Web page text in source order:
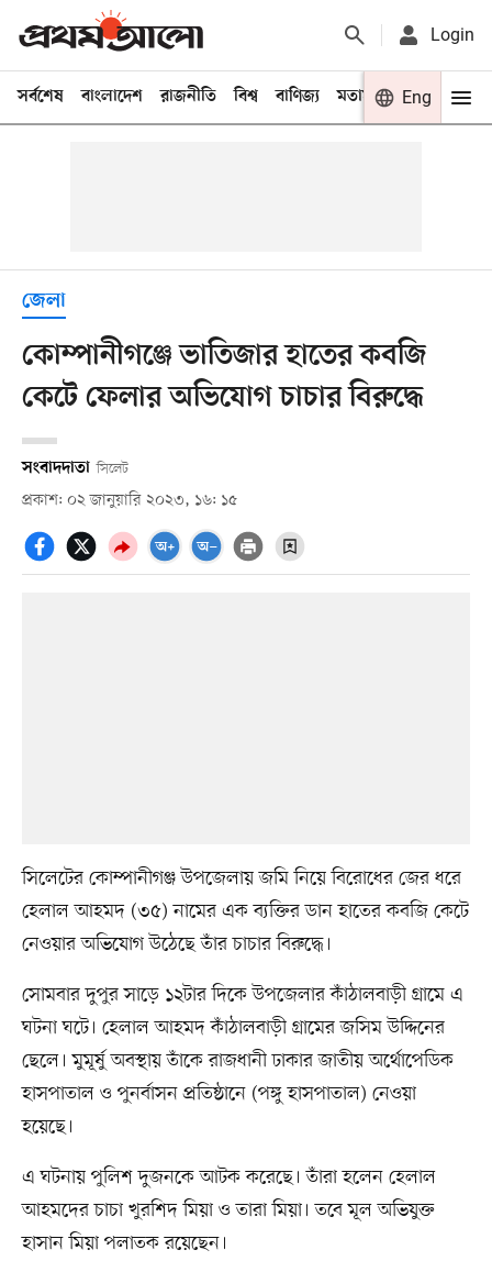
Login
সর্বশেষ বাংলাদেশ রাজনীতি বিশ্ব বাণিজ্য মতামত খেলা
Eng
জেলা
কোম্পানীগঞ্জে ভাতিজার হাতের কবজি
কেটে ফেলার অভিযোগ চাচার বিরুদ্ধে
সংবাদদাতা সিলেট
প্রকাশ: ০২ জানুয়ারি ২০২৩, ১৬: ১৫
সিলেটের কোম্পানীগঞ্জ উপজেলায় জমি নিয়ে বিরোধের জের ধরে
হেলাল আহমদ (৩৫) নামের এক ব্যক্তির ডান হাতের কবজি কেটে
নেওয়ার অভিযোগ উঠেছে তাঁর চাচার বিরুদ্ধে।
সোমবার দুপুর সাড়ে ১২টার দিকে উপজেলার কাঁঠালবাড়ী গ্রামে এ
ঘটনা ঘটে। হেলাল আহমদ কাঁঠালবাড়ী গ্রামের জসিম উদ্দিনের
ছেলে। মুমূর্ষু অবস্থায় তাঁকে রাজধানী ঢাকার জাতীয় অর্থোপেডিক
হাসপাতাল ও পুনর্বাসন প্রতিষ্ঠানে (পঙ্গু হাসপাতাল) নেওয়া
হয়েছে।
এ ঘটনায় পুলিশ দুজনকে আটক করেছে। তাঁরা হলেন হেলাল
আহমদের চাচা খুরশিদ মিয়া ও তারা মিয়া। তবে মূল অভিযুক্ত
হাসান মিয়া পলাতক রয়েছেন।